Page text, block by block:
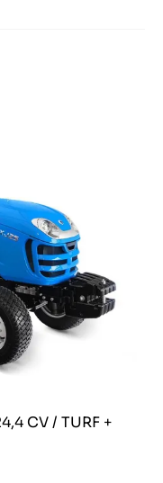
CV / TURF +